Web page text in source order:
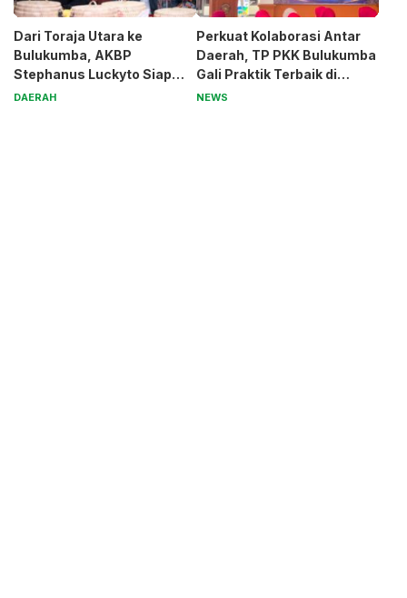
Dari Toraja Utara ke
Bulukumba, AKBP
Stephanus Luckyto Siap
Jaga Kamtibmas
DAERAH
Perkuat Kolaborasi Antar
Daerah, TP PKK Bulukumba
Gali Praktik Terbaik di
Kabupaten Malang
NEWS